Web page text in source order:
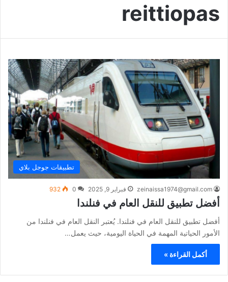
reittiopas
تطبيقات جوجل بلاي
zeinaissa1974@gmail.com فبراير 9, 2025 0
932
أفضل تطبيق للنقل العام في فنلندا
أفضل تطبيق للنقل العام في فنلندا. يُعتبر النقل العام في فنلندا من
الأمور الحياتية المهمة في الحياة اليومية، حيث يعمل…
أكمل القراءة »